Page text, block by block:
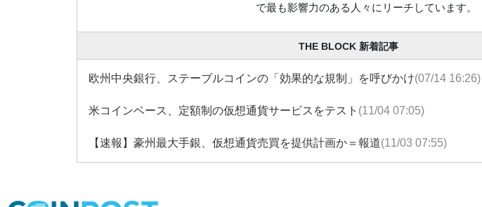
で最も影響力のある人々にリーチしています。
THE BLOCK 新着記事
欧州中央銀行、ステーブルコインの「効果的な規制」を呼びかけ(07/14 16:26)
米コインベース、定額制の仮想通貨サービスをテスト (11/04 07:05)
【速報】豪州最大手銀、仮想通貨売買を提供計画か＝報道(11/03 07:55)